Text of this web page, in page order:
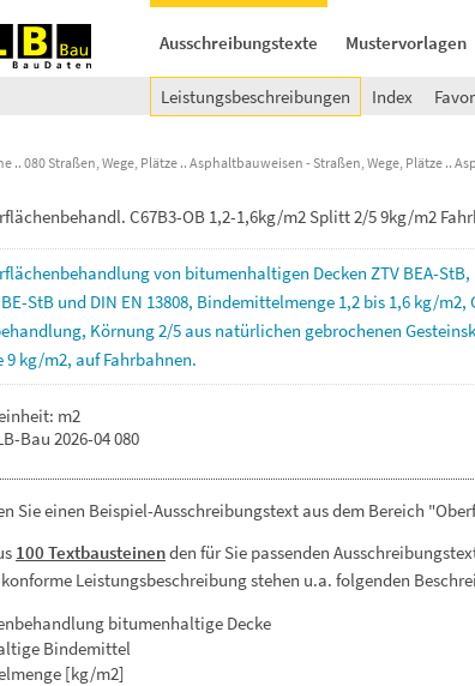
Ausschreibungstexte Mustervorlagen
Leistungsbeschreibungen Index
080 Straßen, Wege, Plätze Asphaltbauweisen - Straßen, Wege, Plätze
C67B3-OB 1,2-1,6kg/m2 Splitt 2/5 9kg/m2
von bitumenhaltigen Decken ZTV BEA-StB,
BE-StB und DIN EN 13808, Bindemittelmenge 1,2 bis 1,6 kg/m2,
Körnung2/5aus natürlichen gebrochenen
9 kg/m2, aufFahrbahnen.
m2
Bau 2026-04 080
Sie einen Beispiel-Ausschreibungstext aus dem Bereich
100 Textbausteinenden für Sie passenden
konforme Leistungsbeschreibung stehen u.a. folgenden
bitumenhaltige Decke
Bindemittel
[kg/m2]